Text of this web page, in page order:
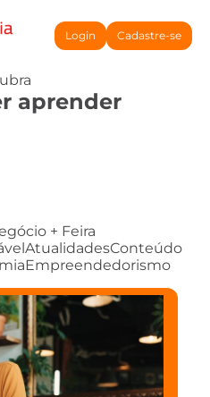
Login Cadastre-se
aprender
+ Feira
AtualidadesConteúdo
Empreendedorismo